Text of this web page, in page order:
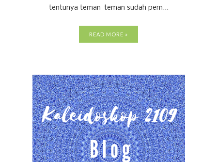
tentunya teman-teman sudah pern...
READ MORE »